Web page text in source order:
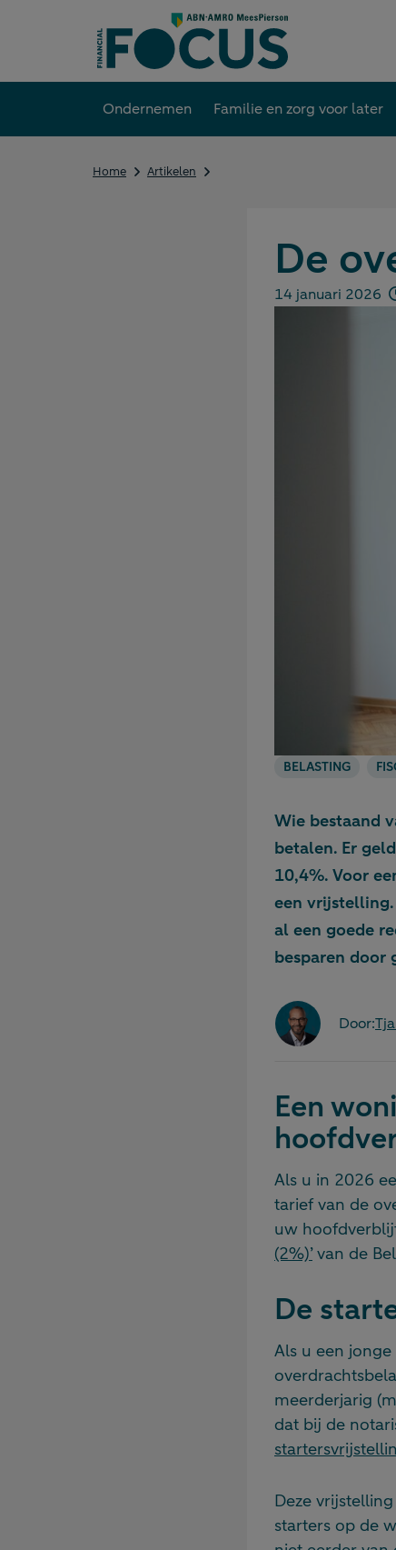
Ondernemen Familie en zorg voor later
Home Artikelen
De
Gepubliceerd op:
14 januari 2026
BELASTING
Wie bestaand
betalen. Er
10,4%. Voor
een
al een goede
besparen door
Door:
Een
Als u in 2026
tarief van de
uw
(2%)’van de
De
Als u een
meerderjarig
dat bij de
Deze
starters op de